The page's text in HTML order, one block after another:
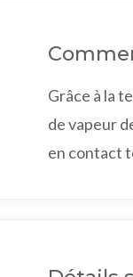
Grâce à la
de vapeur
en contact